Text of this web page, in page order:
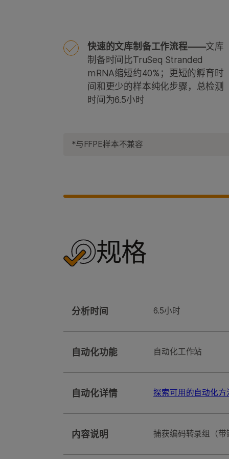
快速的文库制备工作流程——文库
制备时间比TruSeq Stranded
mRNA缩短约40%；更短的孵育时
间和更少的样本纯化步骤，总检测
时间为6.5小时
*与FFPE样本不兼容
规格
分析时间 6.5小时
自动化功能 ⾃动化⼯作站
自动化详情 探索可用的自动化方
内容说明 捕获编码转录组（带